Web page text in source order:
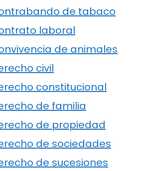
de tabaco
laboral
de animales
civil
constitucional
de familia
de propiedad
de sociedades
de sucesiones